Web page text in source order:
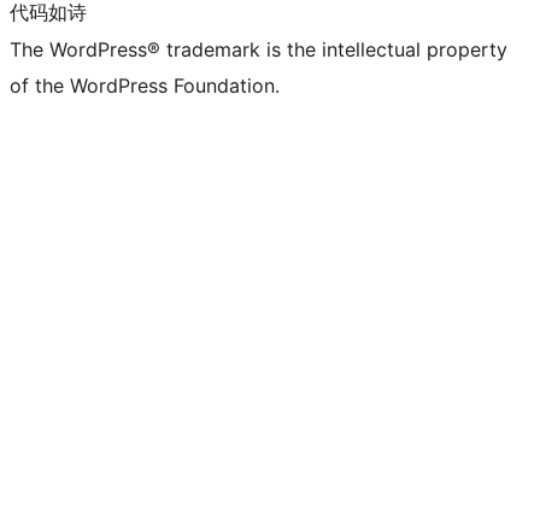
代码如诗
The WordPress® trademark is the intellectual property
of the WordPress Foundation.